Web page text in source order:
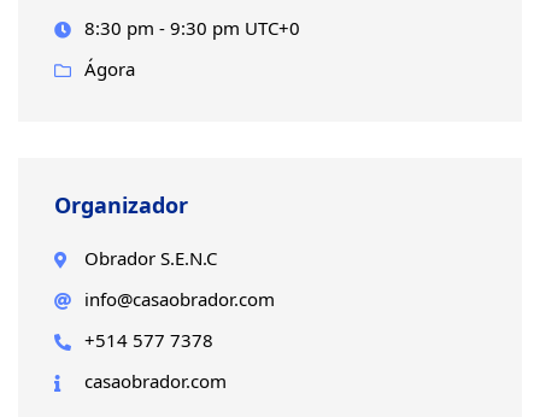
8:30 pm - 9:30 pm UTC+0
Ágora
Organizador
Obrador S.E.N.C
info@casaobrador.com
+514 577 7378
casaobrador.com